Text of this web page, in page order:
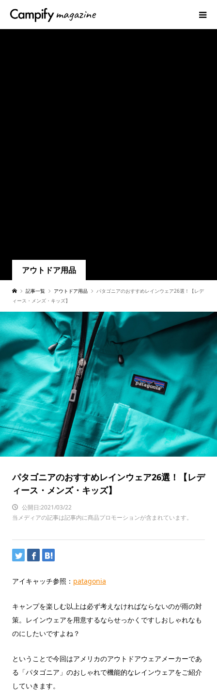
アウトドア用品
記事一覧 アウトドア用品
パタゴニアのおすすめレインウェア26選！【レデ
ィース・メンズ・キッズ】
パタゴニアのおすすめレインウェア26選！【レデ
ィース・メンズ・キッズ】
公開日:2021/03/22
当メディアの記事は記事内に商品プロモーションが含まれています。
アイキャッチ参照： patagonia
キャンプを楽しむ以上は必ず考えなければならないのが雨の対
策。レインウェアを用意するならせっかくですしおしゃれなも
のにしたいですよね？
ということで今回はアメリカのアウトドアウェアメーカーであ
る「パタゴニア」のおしゃれで機能的なレインウェアをご紹介
していきます。